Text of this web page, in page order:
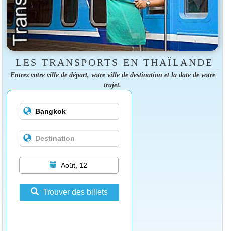
LES TRANSPORTS EN THAÏLANDE
Entrez votre ville de départ, votre ville de destination et la date de votre
trajet.
Août, 12
Trouver des billets